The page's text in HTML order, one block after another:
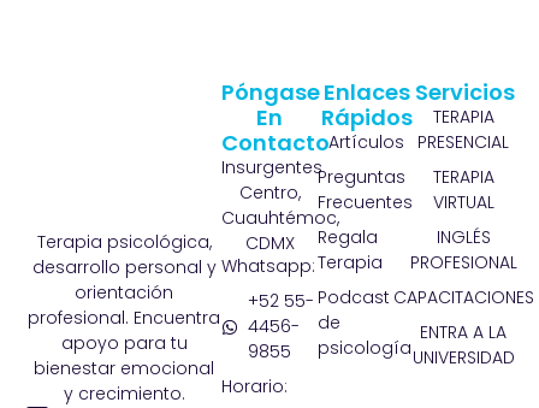
Terapia psicológica,
desarrollo personal y
orientación
profesional. Encuentra
apoyo para tu
bienestar emocional
y crecimiento.
Servicios
TERAPIA
PRESENCIAL
TERAPIA
VIRTUAL
INGLÉS
PROFESIONAL
CAPACITACIONES
ENTRA A LA
UNIVERSIDAD
Enlaces
Rápidos
Artículos
Preguntas
Frecuentes
Regala
Terapia
Podcast
de
psicología
Póngase
En
Contacto
Insurgentes
Centro,
Cuauhtémoc,
CDMX
Whatsapp:
+52 55-
4456-
9855
Horario: